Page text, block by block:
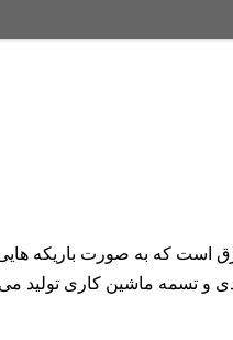
است که به صورت باریکه
و تسمه ماشین کاری تولید